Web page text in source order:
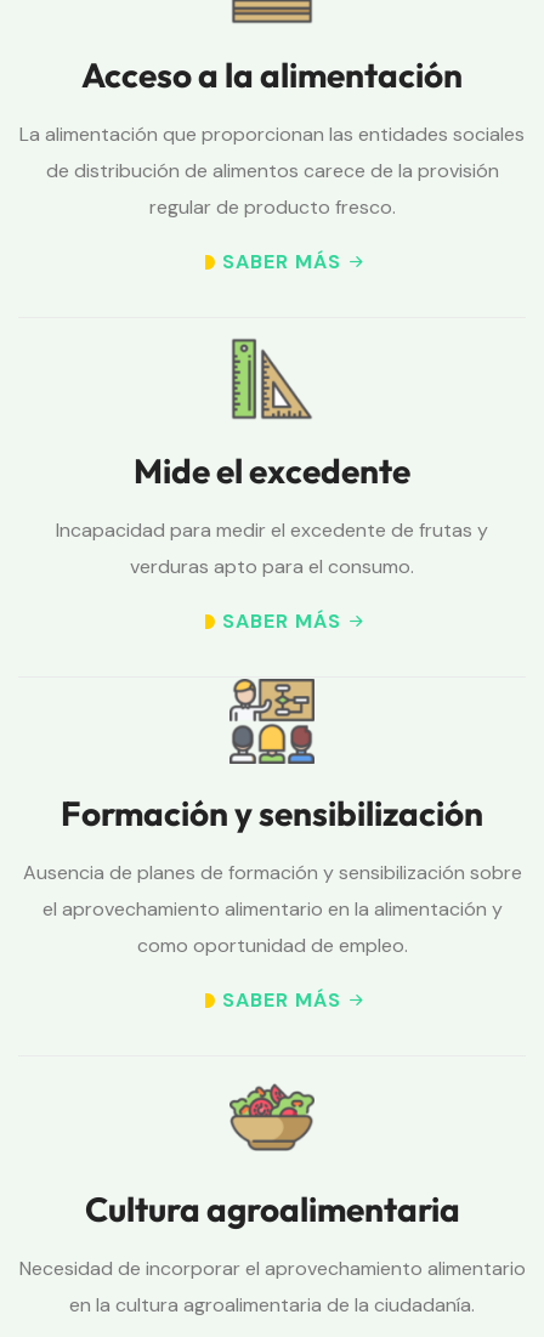
Acceso a la alimentación
La alimentación que proporcionan las entidades sociales
de distribución de alimentos carece de la provisión
regular de producto fresco.
SABER MÁS
Mide el excedente
Incapacidad para medir el excedente de frutas y
verduras apto para el consumo.
SABER MÁS
Formación y sensibilización
Ausencia de planes de formación y sensibilización sobre
el aprovechamiento alimentario en la alimentación y
como oportunidad de empleo.
SABER MÁS
Cultura agroalimentaria
Necesidad de incorporar el aprovechamiento alimentario
en la cultura agroalimentaria de la ciudadanía.